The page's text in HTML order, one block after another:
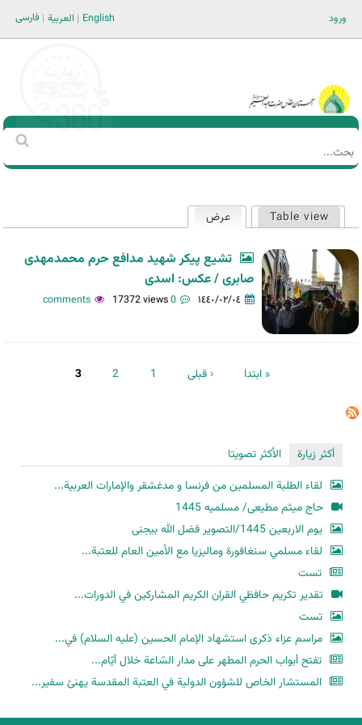
ورود فارسی العربية English
Main men-AR
استمارة
‏
الأساسية
Table view عرض
تشیع پیکر شهید مدافع حرم محمدمهدی
صابری / عکس: اسدی
١٤٤٠/٠٢/٠٤ 0 comments
17372 views
« ابتدا ‹ قبلی 1
2
3
أكثر زيارة
الأكثر تصويتا
لقاء الطلبة المسلمين من فرنسا و مدغشقر والإمارات العربية...
حاج میثم مطیعی/ مسلمیه 1445
یوم الاربعین 1445/التصویر فضل الله بیجنی
لقاء مسلمي سنغافورة وماليزيا مع الأمين العام للعتبة...
تست
تقدير تكريم حافظي القران الكريم المشاركين في الدورات...
تست
مراسم عزاء ذكرى استشهاد الإمام الحسين (عليه السلام) في...
تفتح أبواب الحرم المطهر على مدار السّاعة خلال أيّام...
المستشار الخاص للشؤون الدولية في العتبة المقدسة يهنئ سفير...